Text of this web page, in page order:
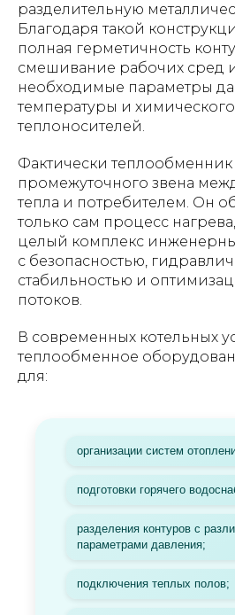
разделительную
Благодаря такой
полная герметичность
смешивание рабочих сред
необходимые параметры
температуры и химического
теплоносителей.
Фактически
промежуточного звена
тепла и потребителем. Он
только сам процесс
целый комплекс
с безопасностью,
стабильностью и
потоков.
В современных котельных
теплообменное
для:
организации систем
подготовки горячего
разделения контуров с
параметрами давления;
подключения теплых полов;